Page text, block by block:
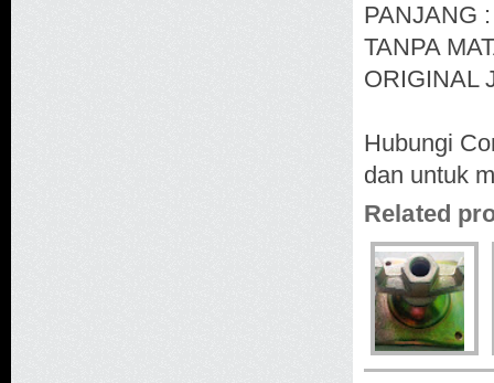
PANJANG
TANPA
ORIGINAL
Hubungi
dan untuk
Related